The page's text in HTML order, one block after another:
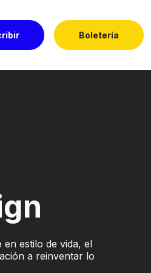
Boletería
estilo de vida, el
a reinventar lo